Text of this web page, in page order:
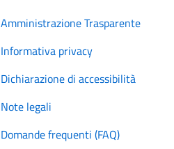
Amministrazione Trasparente
Informativa privacy
Dichiarazione di accessibilità
Note legali
Domande frequenti (FAQ)